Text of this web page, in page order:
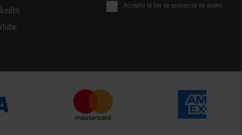
Accepto la llei de protecció de dades